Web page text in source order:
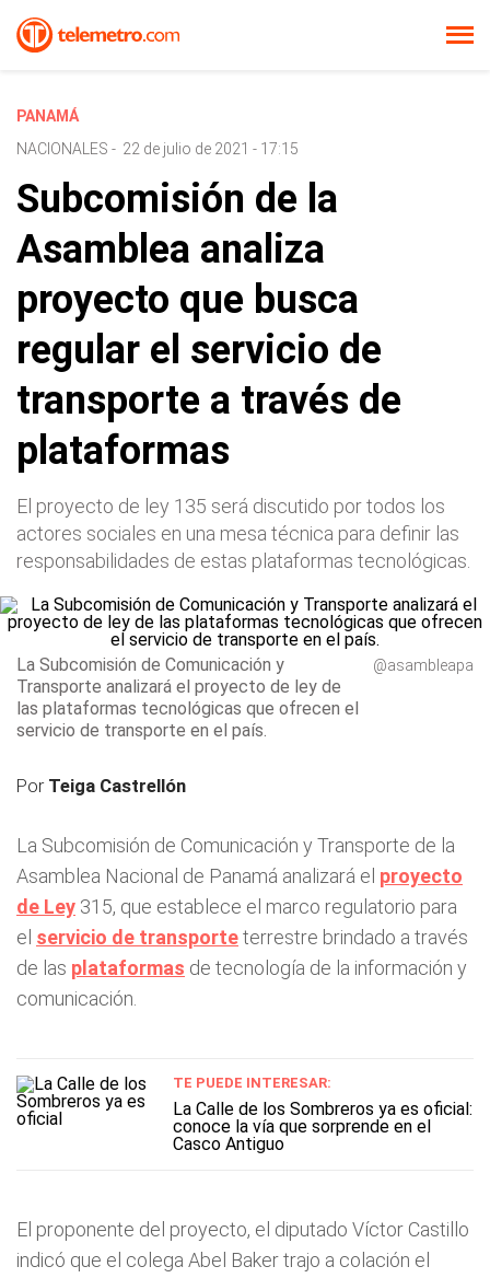
PANAMÁ
NACIONALES - 22 de julio de 2021 - 17:15
Subcomisión de la
Asamblea analiza
proyecto que busca
regular el servicio de
transporte a través de
plataformas
El proyecto de ley 135 será discutido por todos los
actores sociales en una mesa técnica para definir las
responsabilidades de estas plataformas tecnológicas.
La Subcomisión de Comunicación y
Transporte analizará el proyecto de ley de
las plataformas tecnológicas que ofrecen el
servicio de transporte en el país.
@asambleapa
Por Teiga Castrellón
La Subcomisión de Comunicación y Transporte de la
Asamblea Nacional de Panamá analizará el proyecto
de Ley 315, que establece el marco regulatorio para
el servicio de transporteterrestre brindado a través
de las plataformas de tecnología de la información y
comunicación.
TE PUEDE INTERESAR:
La Calle de los Sombreros ya es oficial:
conoce la vía que sorprende en el
Casco Antiguo
El proponente del proyecto, el diputado Víctor Castillo
indicó que el colega Abel Baker trajo a colación el